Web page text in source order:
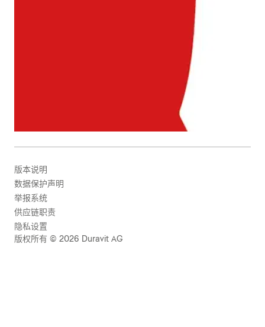
版本说明
数据保护声明
举报系统
供应链职责
隐私设置
版权所有 © 2026 Duravit AG